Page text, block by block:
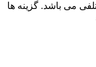
می باشد. گزینه ها